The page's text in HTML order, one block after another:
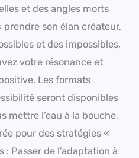
et des angles morts
prendre son élan créateur,
et des impossibles,
votre résonance et
Les formats
seront disponibles
mettre l’eau à la bouche,
pour des stratégies «
Passer de l’adaptation à